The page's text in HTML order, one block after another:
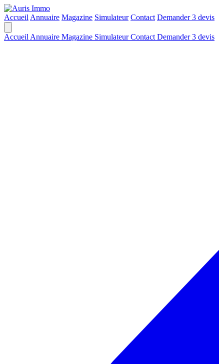
Accueil Annuaire Magazine Simulateur Contact Demander 3 devis
Accueil Annuaire Magazine SimulateurContact Demander 3 devis